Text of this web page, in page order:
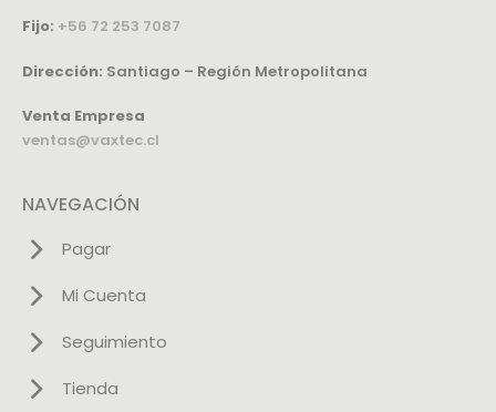
Fijo: +56 72 253 7087
Dirección: Santiago – Región Metropolitana
Venta Empresa
ventas@vaxtec.cl
NAVEGACIÓN
Pagar
Mi Cuenta
Seguimiento
Tienda